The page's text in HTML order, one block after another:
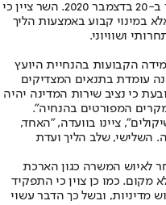
לאיתור מועמדים מתאימים פורסמה כבר ב-20 בדצמבר 2020. השר ציין כי
במינוי קבוע באמצעות הליך
ושוויוני.
הקבועות בהנחיית היועץ
עומדת בתנאים המצדיקים
כי נציב שירות המדינה יהיה
המפורטים בהנחיה".
ציינו בוועדה, "האחד,
השלישי, שלב הליך ועדת
לאיוש המשרה כגון הארכת
מקום. כמו כן צוין כי התפקיד
מדיניות, ובשל כך הדבר עשוי